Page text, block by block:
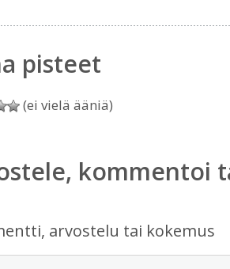
pisteet
(ei vielä ääniä)
kommentoi
arvostelu tai kokemus